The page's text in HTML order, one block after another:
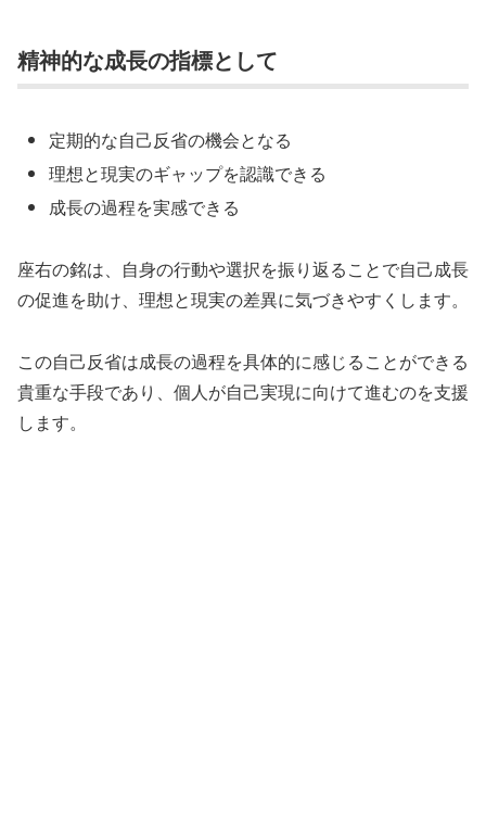
精神的な成長の指標として
定期的な自己反省の機会となる
理想と現実のギャップを認識できる
成長の過程を実感できる
座右の銘は、自身の行動や選択を振り返ることで自己成長
の促進を助け、理想と現実の差異に気づきやすくします。
この自己反省は成長の過程を具体的に感じることができる
貴重な手段であり、個人が自己実現に向けて進むのを支援
します。